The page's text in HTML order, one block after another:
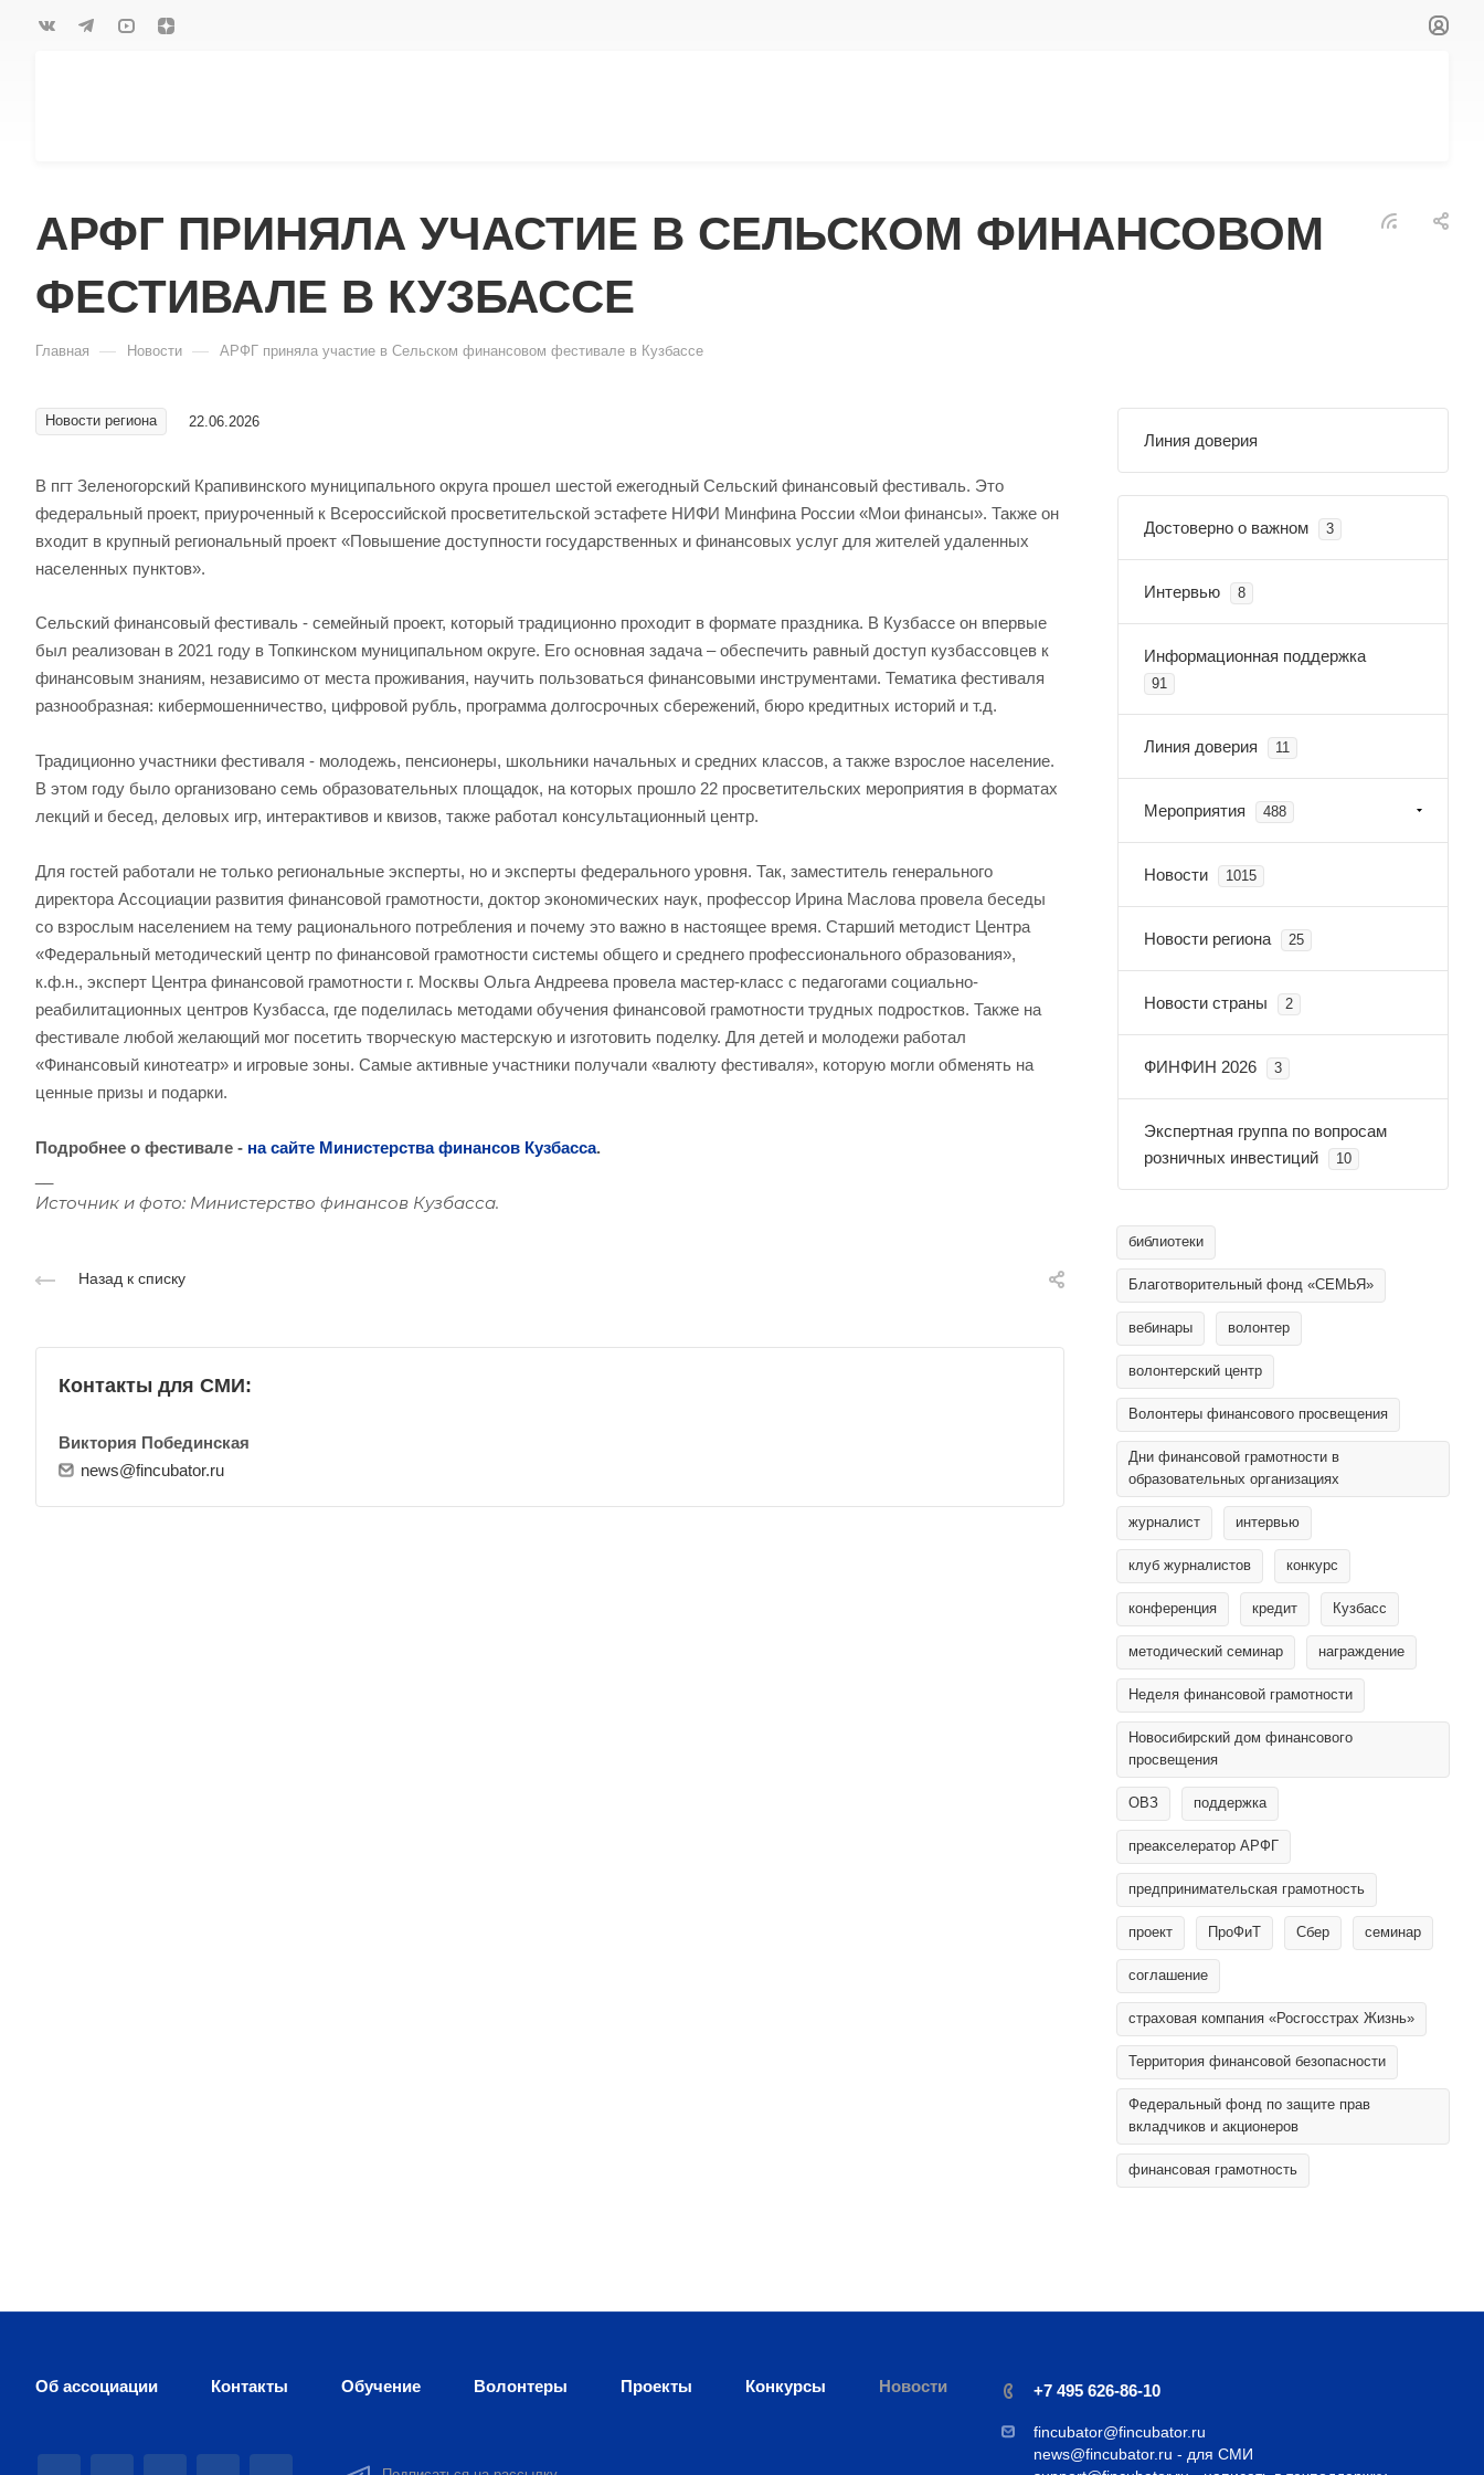
АРФГ ПРИНЯЛА УЧАСТИЕ В СЕЛЬСКОМ ФИНАНСОВОМ
ФЕСТИВАЛЕ В КУЗБАССЕ
Главная — Новости — АРФГ приняла участие в Сельском финансовом фестивале в Кузбассе
Новости региона 22.06.2026
В пгт Зеленогорский Крапивинского муниципального округа прошел шестой ежегодный Сельский финансовый фестиваль. Это
федеральный проект, приуроченный к Всероссийской просветительской эстафете НИФИ Минфина России «Мои финансы». Также он
входит в крупный региональный проект «Повышение доступности государственных и финансовых услуг для жителей удаленных
населенных пунктов».
Сельский финансовый фестиваль - семейный проект, который традиционно проходит в формате праздника. В Кузбассе он впервые
был реализован в 2021 году в Топкинском муниципальном округе. Его основная задача – обеспечить равный доступ кузбассовцев к
финансовым знаниям, независимо от места проживания, научить пользоваться финансовыми инструментами. Тематика фестиваля
разнообразная: кибермошенничество, цифровой рубль, программа долгосрочных сбережений, бюро кредитных историй и т.д.
Традиционно участники фестиваля - молодежь, пенсионеры, школьники начальных и средних классов, а также взрослое население.
В этом году было организовано семь образовательных площадок, на которых прошло 22 просветительских мероприятия в форматах
лекций и бесед, деловых игр, интерактивов и квизов, также работал консультационный центр.
Для гостей работали не только региональные эксперты, но и эксперты федерального уровня. Так, заместитель генерального
директора Ассоциации развития финансовой грамотности, доктор экономических наук, профессор Ирина Маслова провела беседы
со взрослым населением на тему рационального потребления и почему это важно в настоящее время. Старший методист Центра
«Федеральный методический центр по финансовой грамотности системы общего и среднего профессионального образования»,
к.ф.н., эксперт Центра финансовой грамотности г. Москвы Ольга Андреева провела мастер-класс с педагогами социально-
реабилитационных центров Кузбасса, где поделилась методами обучения финансовой грамотности трудных подростков. Также на
фестивале любой желающий мог посетить творческую мастерскую и изготовить поделку. Для детей и молодежи работал
«Финансовый кинотеатр» и игровые зоны. Самые активные участники получали «валюту фестиваля», которую могли обменять на
ценные призы и подарки.
Подробнее о фестивале - на сайте Министерства финансов Кузбасса.
Источник и фото: Министерство финансов Кузбасса.
Назад к списку
Контакты для СМИ:
Виктория Побединская
news@fincubator.ru
Линия доверия
Достоверно о важном 3
Интервью 8
Информационная поддержка
91
Линия доверия 11
Мероприятия 488
Новости 1015
Новости региона 25
Новости страны 2
ФИНФИН 2026 3
Экспертная группа по вопросам
розничных инвестиций
10
библиотеки
Благотворительный фонд «СЕМЬЯ»
вебинары волонтер
волонтерский центр
Волонтеры финансового просвещения
Дни финансовой грамотности в
образовательных организациях
журналист интервью
клуб журналистов конкурс
конференция кредит Кузбасс
методический семинар награждение
Неделя финансовой грамотности
Новосибирский дом финансового
просвещения
ОВЗ поддержка
преакселератор АРФГ
предпринимательская грамотность
проект ПроФиТ Сбер семинар
соглашение
страховая компания «Росгосстрах Жизнь»
Территория финансовой безопасности
Федеральный фонд по защите прав
вкладчиков и акционеров
финансовая грамотность
Об ассоциации Контакты Обучение Волонтеры Проекты Конкурсы Новости +7 495 626-86-10
fincubator@fincubator.ru
news@fincubator.ru - для СМИ